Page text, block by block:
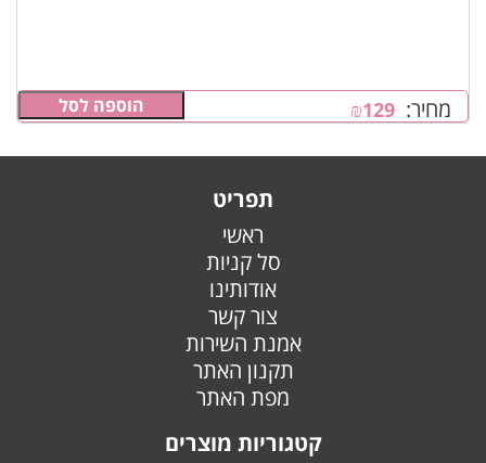
מחיר: ₪129 הוספה לסל
תפריט
ראשי
סל קניות
אודותינו
צור קשר
אמנת השירות
תקנון האתר
מפת האתר
קטגוריות מוצרים